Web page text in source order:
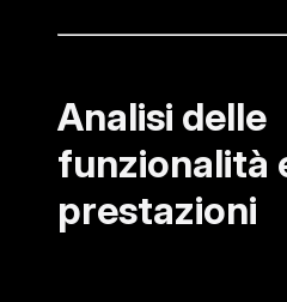
Analisi delle
funzionalità
prestazioni